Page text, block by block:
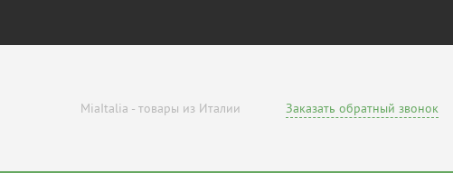
MiaItalia - товары из Италии Заказать обратный звонок